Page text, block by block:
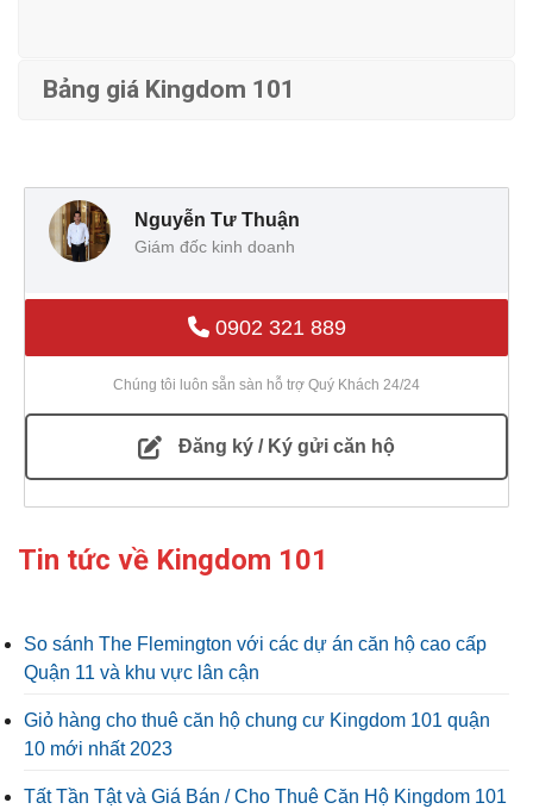
Bảng giá Kingdom 101
Nguyễn Tư Thuận
Giám đốc kinh doanh
0902 321 889
Chúng tôi luôn sẵn sàn hỗ trợ Quý Khách 24/24
Đăng ký / Ký gửi căn hộ
Tin tức về Kingdom 101
So sánh The Flemington với các dự án căn hộ cao cấp
Quận 11 và khu vực lân cận
Giỏ hàng cho thuê căn hộ chung cư Kingdom 101 quận
10 mới nhất 2023
Tất Tần Tật và Giá Bán / Cho Thuê Căn Hộ Kingdom 101